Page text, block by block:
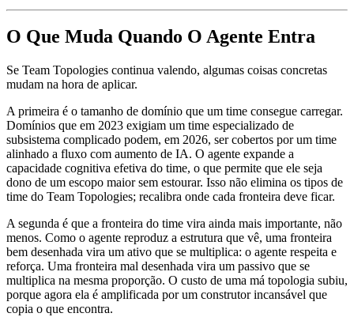
O Que Muda Quando O Agente Entra
Se Team Topologies continua valendo, algumas coisas concretas
mudam na hora de aplicar.
A primeira é o tamanho de domínio que um time consegue carregar.
Domínios que em 2023 exigiam um time especializado de
subsistema complicado podem, em 2026, ser cobertos por um time
alinhado a fluxo com aumento de IA. O agente expande a
capacidade cognitiva efetiva do time, o que permite que ele seja
dono de um escopo maior sem estourar. Isso não elimina os tipos de
time do Team Topologies; recalibra onde cada fronteira deve ficar.
A segunda é que a fronteira do time vira ainda mais importante, não
menos. Como o agente reproduz a estrutura que vê, uma fronteira
bem desenhada vira um ativo que se multiplica: o agente respeita e
reforça. Uma fronteira mal desenhada vira um passivo que se
multiplica na mesma proporção. O custo de uma má topologia subiu,
porque agora ela é amplificada por um construtor incansável que
copia o que encontra.